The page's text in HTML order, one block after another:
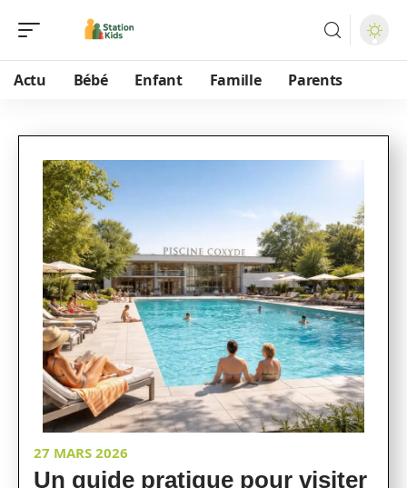
Actu Bébé Enfant Famille Parents
27 MARS 2026
Un guide pratique pour visiter